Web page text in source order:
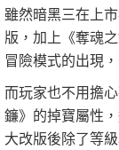
雖然暗黑三在上
版，加上《奪魂
冒險模式的出現
而玩家也不用擔
鐮》的掉寶屬性
大改版後除了等